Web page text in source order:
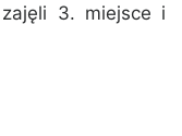
zajęli 3. miejsce i